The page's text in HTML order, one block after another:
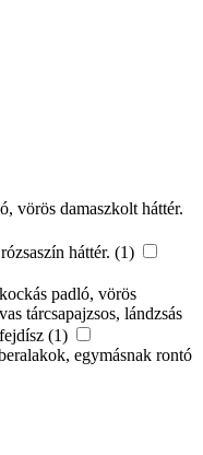
vörös damaszkolt háttér.
háttér. (1)
padló, vörös
tárcsapajzsos, lándzsás
(1)
egymásnak rontó